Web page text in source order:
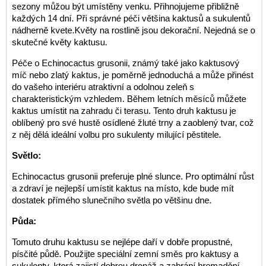
sezony můžou být umístěny venku. Přihnojujeme přibližně
každých 14 dní. Při správné péči většina kaktusů a sukulentů
nádherně kvete.Květy na rostlině jsou dekorační. Nejedná se o
skutečné květy kaktusu.
Péče o Echinocactus grusonii, známý také jako kaktusový
míč nebo zlatý kaktus, je poměrně jednoduchá a může přinést
do vašeho interiéru atraktivní a odolnou zeleň s
charakteristickým vzhledem. Během letních měsíců můžete
kaktus umístit na zahradu či terasu. Tento druh kaktusu je
oblíbený pro své hustě osídlené žluté trny a zaoblený tvar, což
z něj dělá ideální volbu pro sukulenty milující pěstitele.
Světlo:
Echinocactus grusonii preferuje plné slunce. Pro optimální růst
a zdraví je nejlepší umístit kaktus na místo, kde bude mít
dostatek přímého slunečního světla po většinu dne.
Půda:
Tomuto druhu kaktusu se nejlépe daří v dobře propustné,
písčité půdě. Použijte speciální zemní směs pro kaktusy a